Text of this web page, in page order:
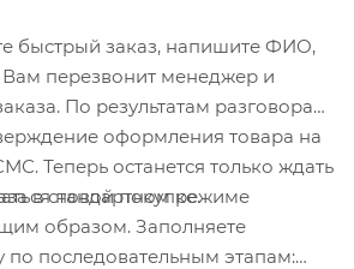
быстрый заказ, напишите ФИО,
перезвонит менеджер и
По результатам разговора
оформления товара на
Теперь останется только ждать
новой покупке.
в стандартном режиме
образом. Заполняете
последовательным этапам: